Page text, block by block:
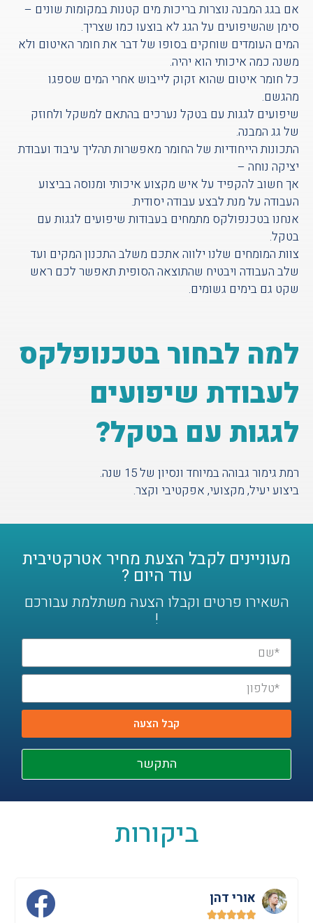
אם בגג המבנה נוצרות בריכות מים קטנות במקומות שונים –
סימן שהשיפועים על הגג לא בוצעו כמו שצריך.
המים העומדים שוחקים בסופו של דבר את חומר האיטום ולא
משנה כמה איכותי הוא יהיה.
כל חומר איטום שהוא זקוק לייבוש אחרי המים שספגו
מהגשם.
שיפועים לגגות עם בטקל נערכים בהתאם למשקל ולחוזק
של גג המבנה.
התכונות הייחודיות של החומר מאפשרות תהליך עיבוד ועבודת
יציקה נוחה –
אך חשוב להקפיד על איש מקצוע איכותי ומנוסה בביצוע
העבודה על מנת לבצע עבודה יסודית.
אנחנו בטכנפולקס מתמחים בעבודות שיפועים לגגות עם
בטקל.
צוות המומחים שלנו ילווה אתכם משלב התכנון המקים ועד
שלב העבודה ויבטיח שהתוצאה הסופית תאפשר לכם ראש
שקט גם בימים גשומים.
למה לבחור בטכנופלקס
לעבודת שיפועים
לגגות עם בטקל?
רמת גימור גבוהה במיוחד ונסיון של 15 שנה.
ביצוע יעיל, מקצועי, אפקטיבי וקצר.
מעוניינים לקבל הצעת מחיר אטרקטיבית
עוד היום ?
השאירו פרטים וקבלו הצעה משתלמת עבורכם
!
קבל הצעה
התקשר
ביקורות
אורי דהן




